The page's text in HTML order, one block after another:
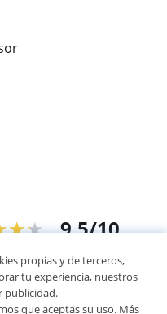
9,5/10
alumnos
propias y de terceros,
tu experiencia, nuestros
publicidad.
que aceptas su uso. Más